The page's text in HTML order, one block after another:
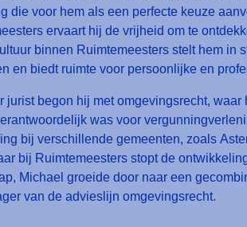
die voor hem als een perfecte keuze
ervaart hij de vrijheid om te
binnen Ruimtemeesters stelt hem in
en biedt ruimte voor persoonlijke en
jurist begon hij met omgevingsrecht, waar
was voor
bij verschillende gemeenten, zoals
bij Ruimtemeesters stopt de
Michael groeide door naar een
van de advieslijn omgevingsrecht.